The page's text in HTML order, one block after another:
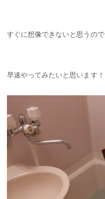
すぐに想像できないと思うので
早速やってみたいと思います！